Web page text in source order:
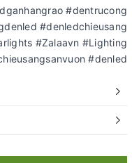
#dentrucong
#denledchieusang
#Zalaavn #Lighting
#denled